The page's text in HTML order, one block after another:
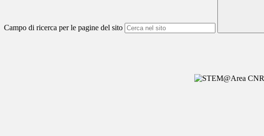
Campo di ricerca per le pagine del sito